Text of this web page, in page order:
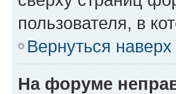
пользователя, в
Вернуться наверх
На форуме